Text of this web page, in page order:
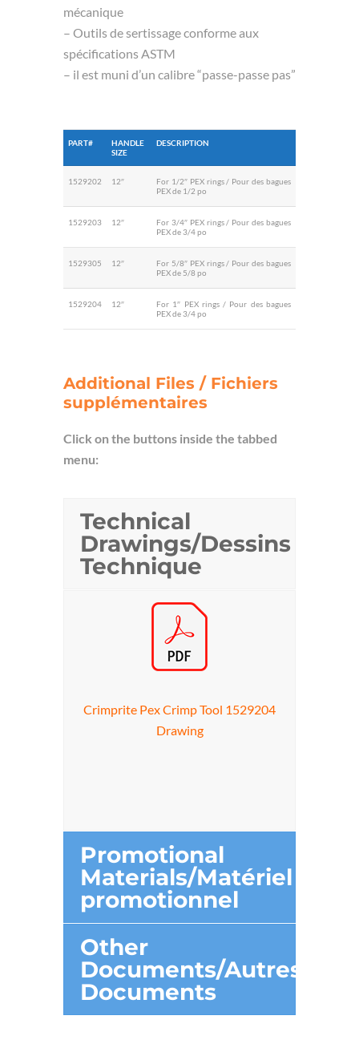
mécanique
– Outils de sertissage conforme aux
spécifications ASTM
– il est muni d’un calibre “passe-passe pas”
PART#
HANDLE
SIZE
DESCRIPTION
1529202 12″
For 1/2″ PEX rings / Pour des bagues
PEX de 1/2 po
1529203 12″
For 3/4″ PEX rings / Pour des bagues
PEX de 3/4 po
1529305 12″
For 5/8″ PEX rings / Pour des bagues
PEX de 5/8 po
1529204 12″
For 1″ PEX rings / Pour des bagues
PEX de 3/4 po
Additional Files / Fichiers
supplémentaires
Click on the buttons inside the tabbed
menu:
Technical
Drawings/Dessins
Technique
Crimprite Pex Crimp Tool 1529204
Drawing
Promotional
Materials/Matériel
promotionnel
Other
Documents/Autres
Documents